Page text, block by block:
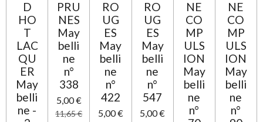
D
HO
T
LAC
QU
ER
May
belli
ne -
PRU
NES
May
belli
ne
n°
338
5,00 €
11,65 €
RO
UG
ES
May
belli
ne
n°
422
5,00 €
RO
UG
ES
May
belli
ne
n°
547
5,00 €
NE
CO
MP
ULS
ION
May
belli
ne
n°
NE
CO
MP
ULS
ION
May
belli
ne
n°